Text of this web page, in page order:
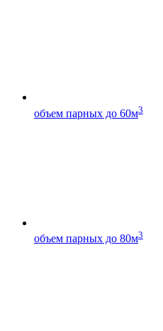
объем парных до 60м3
объем парных до 80м3